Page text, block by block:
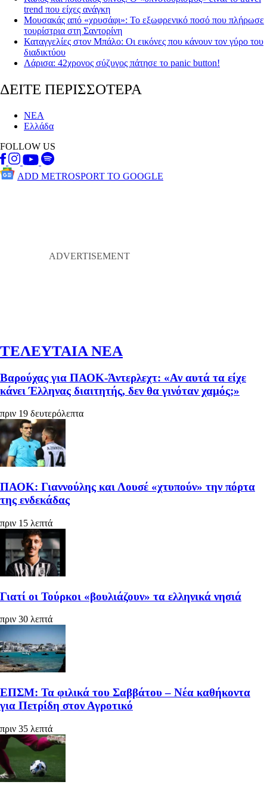
trend που είχες ανάγκη
Μουσακάς από «χρυσάφι»: Το εξωφρενικό ποσό που πλήρωσε
τουρίστρια στη Σαντορίνη
Καταγγελίες στον Μπάλο: Οι εικόνες που κάνουν τον γύρο του
διαδικτύου
Λάρισα: 42χρονος σύζυγος πάτησε το panic button!
ΔΕΙΤΕ ΠΕΡΙΣΣΟΤΕΡΑ
ΝΕΑ
Ελλάδα
FOLLOW US
ADD METROSPORT TO GOOGLE
ΤΕΛΕΥΤΑΙΑ ΝΕΑ
Βαρούχας για ΠΑΟΚ-Άντερλεχτ: «Αν αυτά τα είχε
κάνει Έλληνας διαιτητής, δεν θα γινόταν χαμός;»
πριν 19 δευτερόλεπτα
ΠΑΟΚ: Γιαννούλης και Λουσέ «χτυπούν» την πόρτα
της ενδεκάδας
πριν 15 λεπτά
Γιατί οι Τούρκοι «βουλιάζουν» τα ελληνικά νησιά
πριν 30 λεπτά
ΕΠΣΜ: Τα φιλικά του Σαββάτου – Νέα καθήκοντα
για Πετρίδη στον Αγροτικό
πριν 35 λεπτά